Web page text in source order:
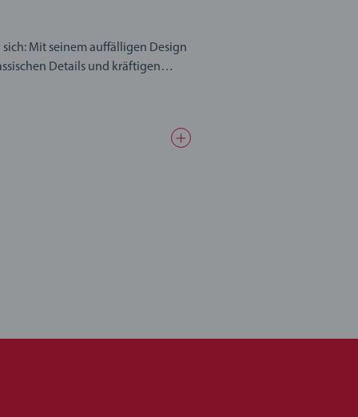
Mit seinem auffälligen Design
Details und kräftigen
keine Grenzen